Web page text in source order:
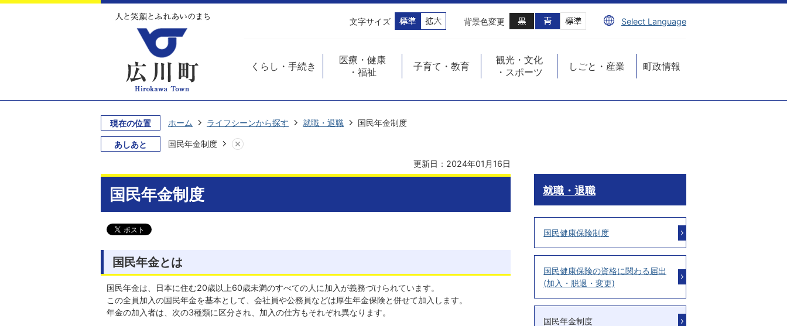
文字サイズ 背景色変更 Select Language
くらし・手続き
医療・健康
・福祉
子育て・教育
観光・文化
・スポーツ
しごと・産業 町政情報
現在の位置 ホーム ライフシーンから探す 就職・退職 国民年金制度
あしあと
国民年金制度
更新日：2024年01月16日
国民年金制度
国民年金とは
国民年金は、日本に住む20歳以上60歳未満のすべての人に加入が義務づけられています。
この全員加入の国民年金を基本として、会社員や公務員などは厚生年金保険と併せて加入します。
年金の加入者は、次の3種類に区分され、加入の仕方もそれぞれ異なります。
就職・退職
国民健康保険制度
国民健康保険の資格に関わる届出
(加入・脱退・変更)
国民年金制度